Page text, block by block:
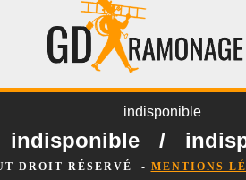
indisponible
indisponible /
DROIT RÉSERVÉ - MENTIONS